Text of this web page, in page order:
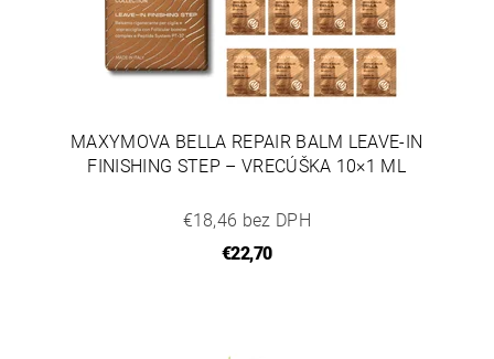
MAXYMOVA BELLA REPAIR BALM LEAVE-IN
FINISHING STEP – VRECÚŠKA 10×1 ML
€18,46 bez DPH
€22,70